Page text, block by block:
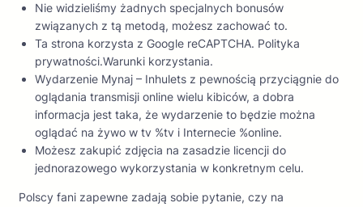
Nie widzieliśmy żadnych specjalnych bonusów
związanych z tą metodą, możesz zachować to.
Ta strona korzysta z Google reCAPTCHA. Polityka
prywatności.Warunki korzystania.
Wydarzenie Mynaj – Inhulets z pewnością przyciągnie do
oglądania transmisji online wielu kibiców, a dobra
informacja jest taka, że wydarzenie to będzie można
oglądać na żywo w tv %tv i Internecie %online.
Możesz zakupić zdjęcia na zasadzie licencji do
jednorazowego wykorzystania w konkretnym celu.
Polscy fani zapewne zadają sobie pytanie, czy na